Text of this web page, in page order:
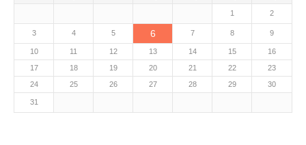
1 2
3 4 5 6 7 8 9
10 11 12 13 14 15
16
17
18 19 20 21 22
23
24
25 26 27 28 29 30
31